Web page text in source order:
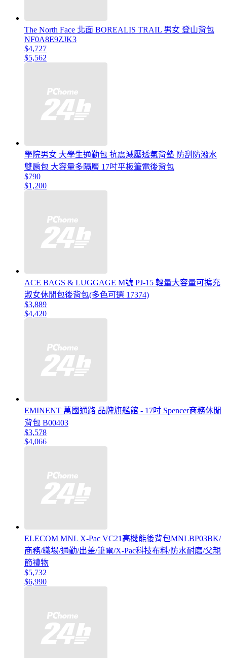
The North Face 北面 BOREALIS TRAIL 男女 登山背包
NF0A8E9ZJK3
$4,727
$5,562
學院男女 大學生通勤包 抗震減壓透氣背墊 防刮防潑水
雙肩包 大容量多隔層 17吋平板筆電後背包
$790
$1,200
ACE BAGS & LUGGAGE M號 PJ-15 輕量大容量可擴充
淑女休閒包後背包(多色可選 17374)
$3,889
$4,420
EMINENT 萬國通路 品牌旗艦館 - 17吋 Spencer商務休閒
背包 B00403
$3,578
$4,066
ELECOM MNL ‎X-Pac VC21高機能後背包MNLBP03BK/
商務/職場/通勤/出差/筆電/X-Pac科技布料/防水耐磨/父親
節禮物
$5,732
$6,990